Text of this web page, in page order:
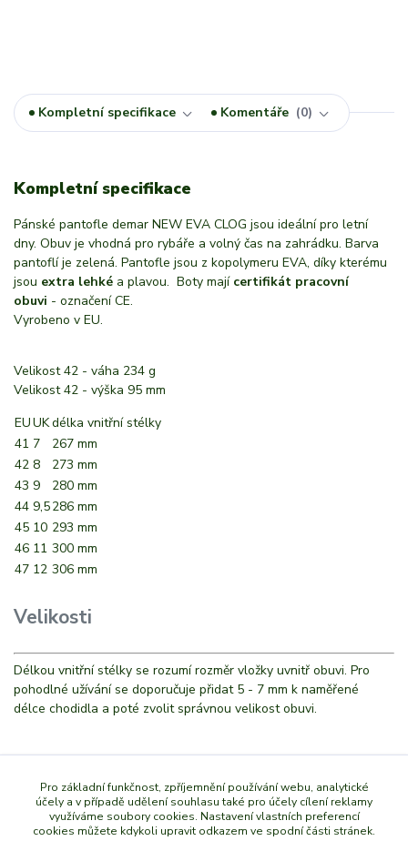
Kompletní specifikace Komentáře 0
Kompletní specifikace
Pánské pantofle demar NEW EVA CLOG jsou ideální pro letní
dny. Obuv je vhodná pro rybáře a volný čas na zahrádku. Barva
pantoflí je zelená. Pantofle jsou z kopolymeru EVA, díky kterému
jsou extra lehké a plavou. Boty mají certifikát pracovní
obuvi - označení CE.
Vyrobeno v EU.
Velikost 42 - váha 234 g
Velikost 42 - výška 95 mm
Velikosti
EUUKdélka vnitřní stélky
41 7
267 mm
42 8
273 mm
43 9
280 mm
44 9,5286 mm
45 10 293 mm
46 11 300 mm
47 12 306 mm
Délkou vnitřní stélky se rozumí rozměr vložky uvnitř obuvi. Pro
pohodlné užívání se doporučuje přidat 5 - 7 mm k naměřené
délce chodidla a poté zvolit správnou velikost obuvi.
Zboží zařazeno v kategoriích
PÁNI
Pro základní funkčnost, zpříjemnění používání webu, analytické
účely a v případě udělení souhlasu také pro účely cílení reklamy
využíváme soubory cookies. Nastavení vlastních preferencí
cookies můžete kdykoli upravit odkazem ve spodní části stránek.